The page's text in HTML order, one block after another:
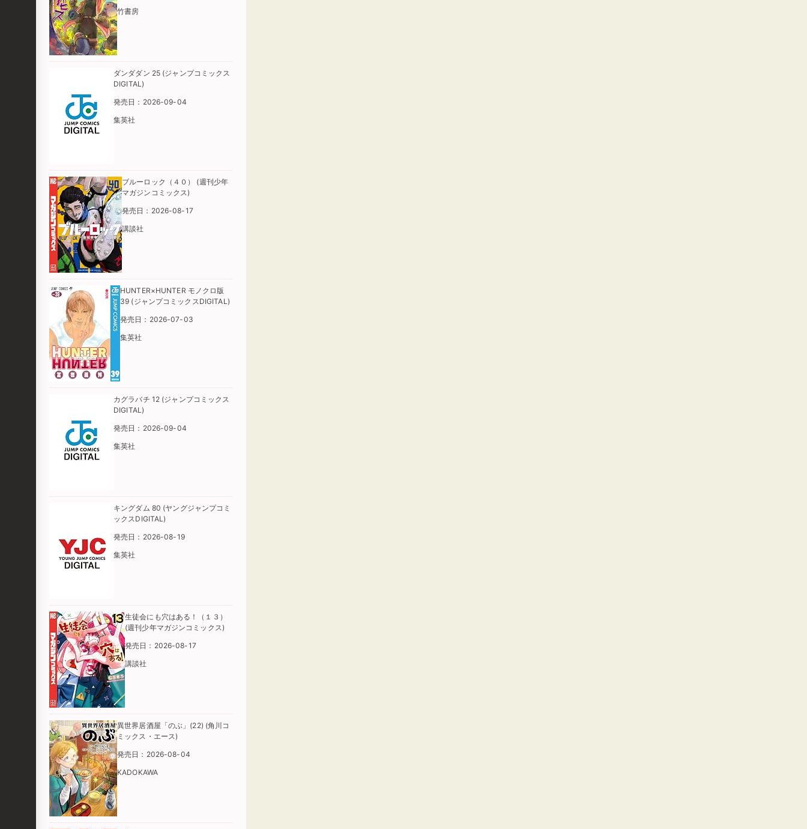
竹書房
ダンダダン 25 (ジャンプコミックス
DIGITAL)
発売日：2026-09-04
集英社
ブルーロック（４０） (週刊少年
マガジンコミックス)
発売日：2026-08-17
講談社
HUNTER×HUNTER モノクロ版
39 (ジャンプコミックスDIGITAL)
発売日：2026-07-03
集英社
カグラバチ 12 (ジャンプコミックス
DIGITAL)
発売日：2026-09-04
集英社
キングダム 80 (ヤングジャンプコミ
ックスDIGITAL)
発売日：2026-08-19
集英社
生徒会にも穴はある！（１３）
(週刊少年マガジンコミックス)
発売日：2026-08-17
講談社
異世界居酒屋「のぶ」(22) (角川コ
ミックス・エース)
発売日：2026-08-04
KADOKAWA